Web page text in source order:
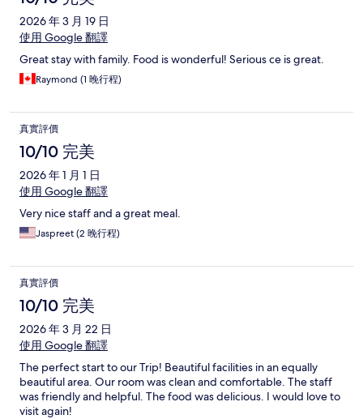
2026 年 3 月 19 日
使用 Google 翻譯
Great stay with family. Food is wonderful! Serious ce is great.
Raymond (1 晚行程)
真實評價
10/10 完美
2026 年 1 月 1 日
使用 Google 翻譯
Very nice staff and a great meal.
Jaspreet (2 晚行程)
真實評價
10/10 完美
2026 年 3 月 22 日
使用 Google 翻譯
The perfect start to our Trip! Beautiful facilities in an equally
beautiful area. Our room was clean and comfortable. The staff
was friendly and helpful. The food was delicious. I would love to
visit again!